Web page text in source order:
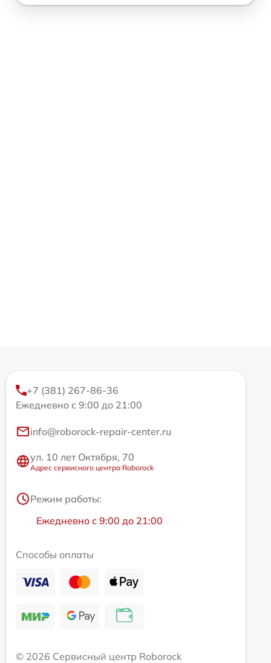
+7 (381) 267-86-36
Ежедневно с 9:00 до 21:00
info@roborock-repair-center.ru
ул. 10 лет Октября, 70
Адрес сервисного центра Roborock
Режим работы:
Ежедневно с 9:00 до 21:00
Способы оплаты
© 2026 Сервисный центр Roborock